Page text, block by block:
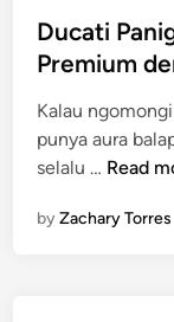
i
n
Ducati
Premium
Kalau
punya aura
selalu … D
c
Read
byZachary Torres